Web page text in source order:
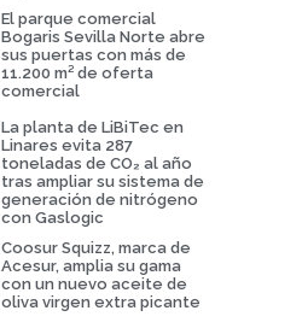
El parque comercial
Bogaris Sevilla Norte abre
sus puertas con más de
11.200 m² de oferta
comercial
La planta de LiBiTec en
Linares evita 287
toneladas de CO₂ al año
tras ampliar su sistema de
generación de nitrógeno
con Gaslogic
Coosur Squizz, marca de
Acesur, amplia su gama
con un nuevo aceite de
oliva virgen extra picante